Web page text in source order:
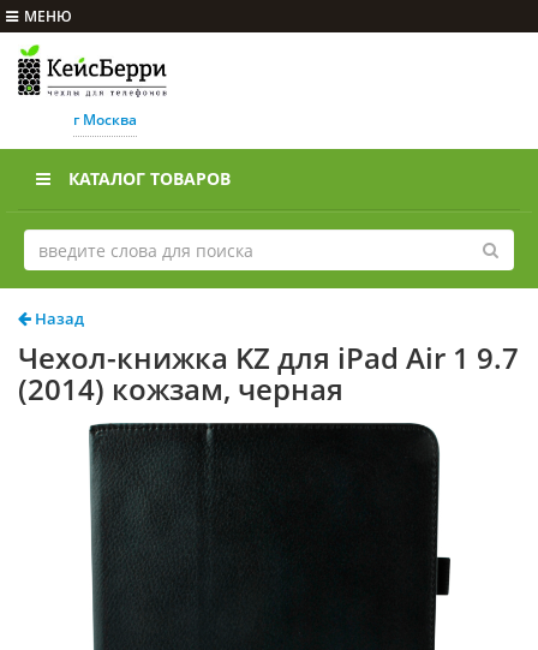
МЕНЮ
г Москва
КАТАЛОГ ТОВАРОВ
Назад
Чехол-книжка KZ для iPad Air 1 9.7
(2014) кожзам, черная